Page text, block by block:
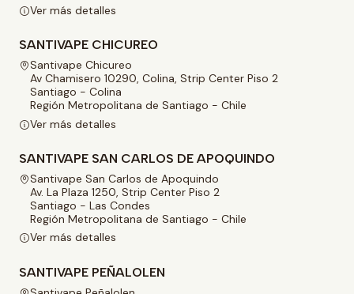
Ver más detalles
SANTIVAPE CHICUREO
Santivape Chicureo
Av Chamisero 10290, Colina, Strip Center Piso 2
Santiago - Colina
Región Metropolitana de Santiago - Chile
Ver más detalles
SANTIVAPE SAN CARLOS DE APOQUINDO
Santivape San Carlos de Apoquindo
Av. La Plaza 1250, Strip Center Piso 2
Santiago - Las Condes
Región Metropolitana de Santiago - Chile
Ver más detalles
SANTIVAPE PEÑALOLEN